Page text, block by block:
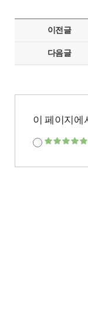
이전글
다음글
이 페이지에